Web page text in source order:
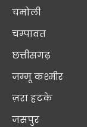
चमोली
चम्पावत
छत्तीसगढ़
जम्मू कश्मीर
ज़रा हटके
जसपुर